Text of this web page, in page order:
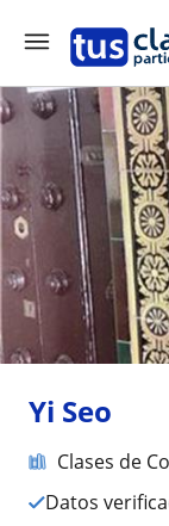
Yi Seo
Clases de
Datos